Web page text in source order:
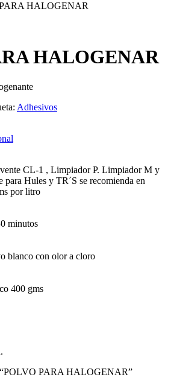
HALOGENAR
HALOGENAR
Adhesivos
CL-1 , Limpiador P. Limpiador M y
Hules y TR´S se recomienda en
por litro
minutos
blanco con olor a cloro
400 gms
“POLVO PARA HALOGENAR”